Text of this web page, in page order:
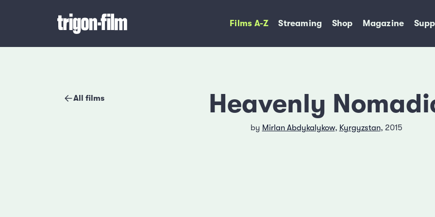
Films A-Z Streaming Shop Magazine
All films Heavenly
by Mirlan Abdykalykow, Kyrgyzstan, 2015